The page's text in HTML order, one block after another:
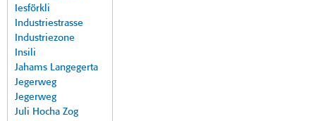
Iesförkli
Industriestrasse
Industriezone
Insili
Jahams Langegerta
Jegerweg
Jegerweg
Juli Hocha Zog